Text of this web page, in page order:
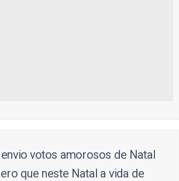
votos amorosos de Natal
que neste Natal a vida de